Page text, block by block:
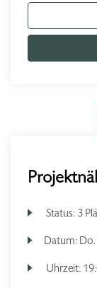
Status: 3
Datum: Do.
Uhrzeit: